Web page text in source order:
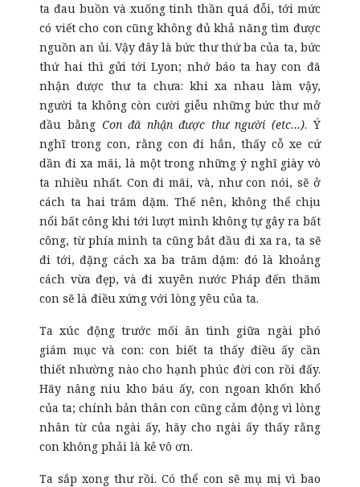
ta đau buồn và xuống tinh thần quá đỗi, tới mức
có viết cho con cũng không đủ khả năng tìm được
nguồn an ủi. Vậy đây là bức thư thứ ba của ta, bức
thứ hai thì gửi tới Lyon; nhớ báo ta hay con đã
nhận được thư ta chưa: khi xa nhau làm vậy,
người ta không còn cười giễu những bức thư mở
đầu bằng Con đã nhận được thư người (etc…). Ý
nghĩ trong con, rằng con đi hẳn, thấy cỗ xe cứ
dần đi xa mãi, là một trong những ý nghĩ giày vò
ta nhiều nhất. Con đi mãi, và, như con nói, sẽ ở
cách ta hai trăm dặm. Thế nên, không thể chịu
nổi bất công khi tới lượt mình không tự gây ra bất
công, từ phía mình ta cũng bắt đầu đi xa ra, ta sẽ
đi tới, đặng cách xa ba trăm dặm: đó là khoảng
cách vừa đẹp, và đi xuyên nước Pháp đến thăm
con sẽ là điều xứng với lòng yêu của ta.
Ta xúc động trước mối ân tình giữa ngài phó
giám mục và con: con biết ta thấy điều ấy cần
thiết nhường nào cho hạnh phúc đời con rồi đấy.
Hãy nâng niu kho báu ấy, con ngoan khốn khổ
của ta; chính bản thân con cũng cảm động vì lòng
nhân từ của ngài ấy, hãy cho ngài ấy thấy rằng
con không phải là kẻ vô ơn.
Ta sắp xong thư rồi. Có thể con sẽ mụ mị vì bao